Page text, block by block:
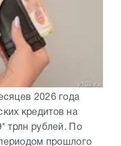
2026 года
кредитов на
трлн рублей. По
прошлого